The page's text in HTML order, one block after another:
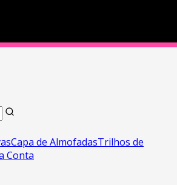
Capa de AlmofadasTrilhos de
Conta